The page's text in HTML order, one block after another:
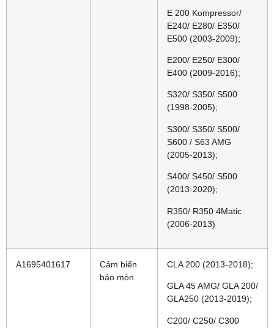
E 200 Kompressor/
E240/ E280/ E350/
E500 (2003-2009);
E200/ E250/ E300/
E400 (2009-2016);
S320/ S350/ S500
(1998-2005);
S300/ S350/ S500/
S600 / S63 AMG
(2005-2013);
S400/ S450/ S500
(2013-2020);
R350/ R350 4Matic
(2006-2013)
A1695401617
Cảm biến
báo mòn
CLA 200 (2013-2018);
GLA 45 AMG/ GLA 200/
GLA250 (2013-2019);
C200/ C250/ C300